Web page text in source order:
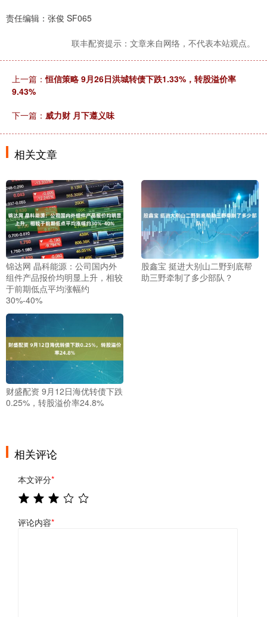
责任编辑：张俊 SF065
联丰配资提示：文章来自网络，不代表本站观点。
上一篇：恒信策略 9月26日洪城转债下跌1.33%，转股溢价率
9.43%
下一篇： 威力财 月下遵义味
相关文章
锦达网 晶科能源：公司国内外
组件产品报价均明显上升，相较
于前期低点平均涨幅约
30%-40%
股鑫宝 挺进大别山二野到底帮
助三野牵制了多少部队？
财盛配资 9月12日海优转债下跌
0.25%，转股溢价率24.8%
相关评论
本文评分*
评论内容*